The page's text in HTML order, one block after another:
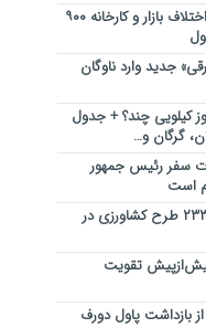
صعود قیمت دیگنیتی / اختلاف بازار و کارخانه ۹۰۰
برقی» جدید وارد ناوگان
کیلویی چند؟ + جدول
گرگان و…
سفر رئیس جمهور
است
افتتاح و بهره‌برداری از ۲۳۳۵ طرح کشاورزی در
بیش‌ازپیش تقویت
بازداشت پاول دورف